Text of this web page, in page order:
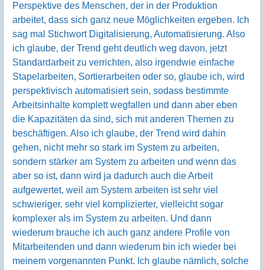
Perspektive des Menschen, der in der Produktion
arbeitet, dass sich ganz neue Möglichkeiten ergeben. Ich
sag mal Stichwort Digitalisierung, Automatisierung. Also
ich glaube, der Trend geht deutlich weg davon, jetzt
Standardarbeit zu verrichten, also irgendwie einfache
Stapelarbeiten, Sortierarbeiten oder so, glaube ich, wird
perspektivisch automatisiert sein, sodass bestimmte
Arbeitsinhalte komplett wegfallen und dann aber eben
die Kapazitäten da sind, sich mit anderen Themen zu
beschäftigen. Also ich glaube, der Trend wird dahin
gehen, nicht mehr so stark im System zu arbeiten,
sondern stärker am System zu arbeiten und wenn das
aber so ist, dann wird ja dadurch auch die Arbeit
aufgewertet, weil am System arbeiten ist sehr viel
schwieriger, sehr viel komplizierter, vielleicht sogar
komplexer als im System zu arbeiten. Und dann
wiederum brauche ich auch ganz andere Profile von
Mitarbeitenden und dann wiederum bin ich wieder bei
meinem vorgenannten Punkt. Ich glaube nämlich, solche